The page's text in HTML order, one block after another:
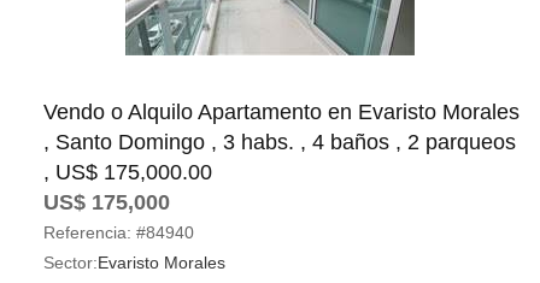
Vendo o Alquilo Apartamento en Evaristo Morales
, Santo Domingo , 3 habs. , 4 baños , 2 parqueos
, US$ 175,000.00
US$ 175,000
Referencia: #84940
Sector:Evaristo Morales